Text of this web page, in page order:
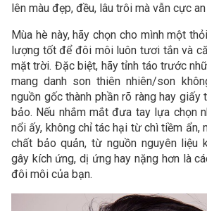
lên màu đẹp, đều, lâu trôi mà vẫn cực an
Mùa hè này, hãy chọn cho mình một
lượng tốt để đôi môi luôn tươi tắn và
mặt trời. Đặc biệt, hãy tỉnh táo trước
mang danh son thiên nhiên/son
nguồn gốc thành phần rõ ràng hay giấy
bảo. Nếu nhắm mắt đưa tay lựa chọn
nổi ấy, không chỉ tác hại từ chì tiềm ẩn,
chất bảo quản, từ nguồn nguyên liệu
gây kích ứng, dị ứng hay nặng hơn là
đôi môi của bạn.